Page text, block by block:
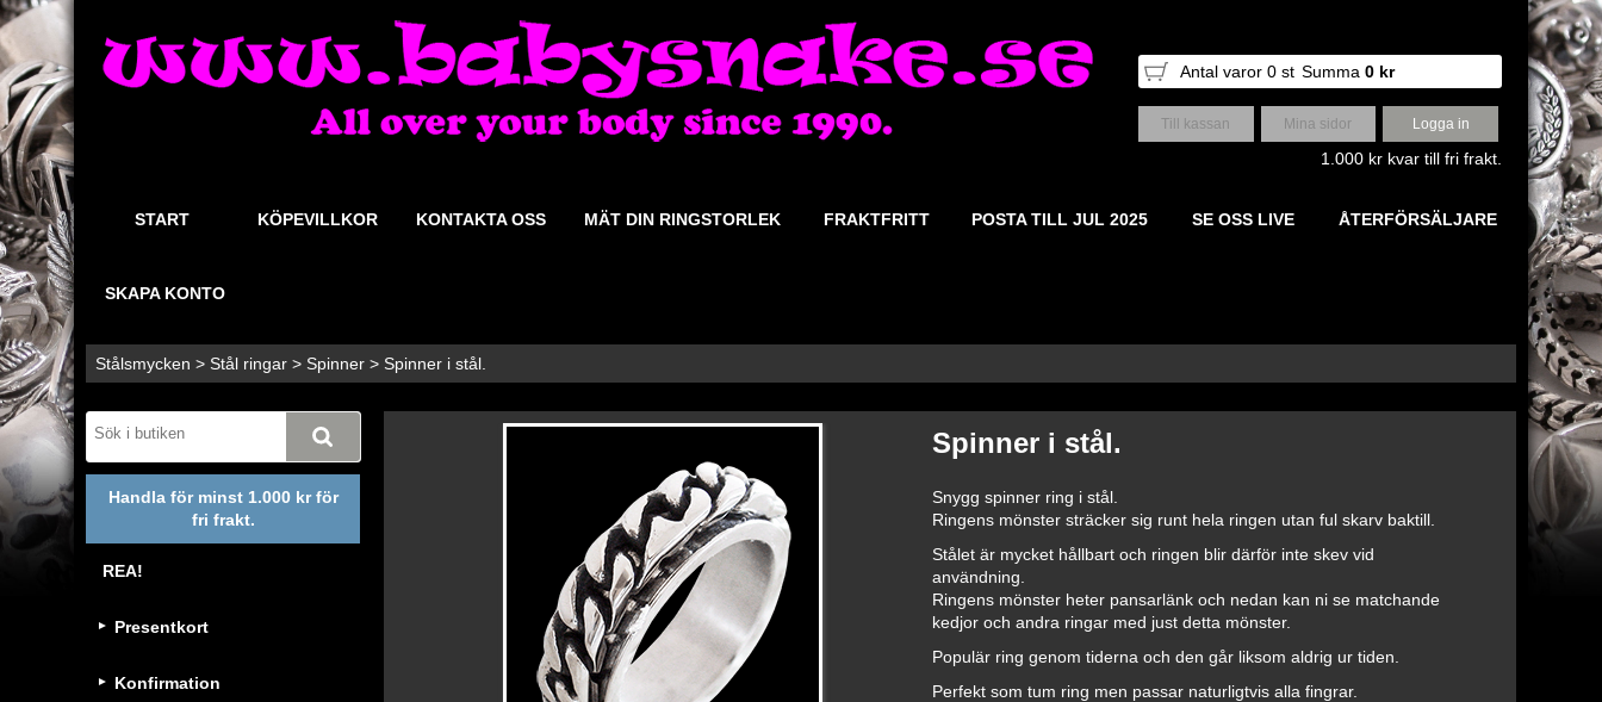
Antal varor 0 st Summa 0 kr
Till kassan Mina sidor Logga in
1.000 kr kvar till fri frakt.
START KÖPEVILLKOR KONTAKTA OSS MÄT DIN RINGSTORLEK FRAKTFRITT POSTA TILL JUL 2025 SE OSS LIVE ÅTERFÖRSÄLJARE
SKAPA KONTO
Stålsmycken > Stål ringar > Spinner > Spinner i stål.
Handla för minst 1.000 kr för
fri frakt.
REA!
Presentkort
Konfirmation
Spinner i stål.
Snygg spinner ring i stål.
Ringens mönster sträcker sig runt hela ringen utan ful skarv baktill.
Stålet är mycket hållbart och ringen blir därför inte skev vid
användning.
Ringens mönster heter pansarlänk och nedan kan ni se matchande
kedjor och andra ringar med just detta mönster.
Populär ring genom tiderna och den går liksom aldrig ur tiden.
Perfekt som tum ring men passar naturligtvis alla fingrar.